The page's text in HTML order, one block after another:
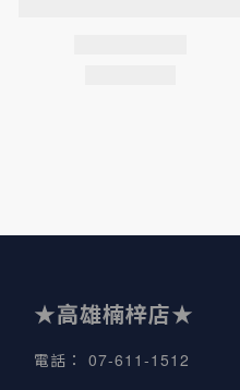
★高雄楠梓店★
電話 ： 07-611-1512